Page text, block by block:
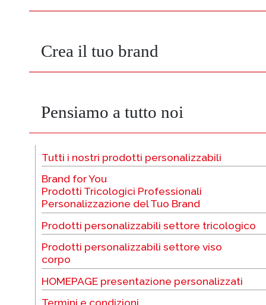
Crea il tuo brand
Pensiamo a tutto noi
Tutti i nostri prodotti personalizzabili
Brand for You
Prodotti Tricologici Professionali
Personalizzazione del Tuo Brand
Prodotti personalizzabili settore tricologico
Prodotti personalizzabili settore viso
corpo
HOMEPAGE presentazione personalizzati
Termini e condizioni